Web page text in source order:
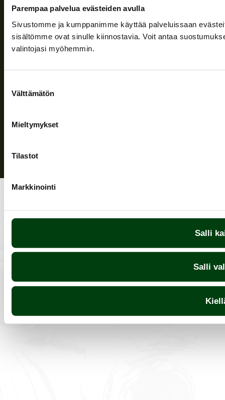
Parempaa palvelua evästeiden avulla
Sivustomme ja kumppanimme käyttää palveluissaan
sisältömme ovat sinulle kiinnostavia. Voit antaa
valintojasi myöhemmin.
valinta
Välttämätön
Mieltymykset
Tilastot
Markkinointi
Salli
Salli
Följ oss
Sekretesspolicy